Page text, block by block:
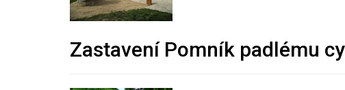
Zastavení Pomník padlému